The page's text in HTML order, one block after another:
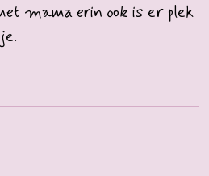
mama erin ook is er plek